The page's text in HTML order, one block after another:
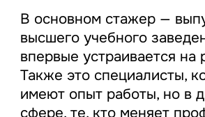
В основном стажер —
высшего учебного
впервые устраивается на
Также это специалисты,
имеют опыт работы, но в
сфере, те, кто меняет